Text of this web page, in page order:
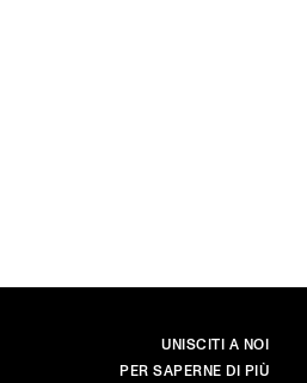
PRINCIPALE
UNISCITI A NOI
PER SAPERNE DI PIÙ